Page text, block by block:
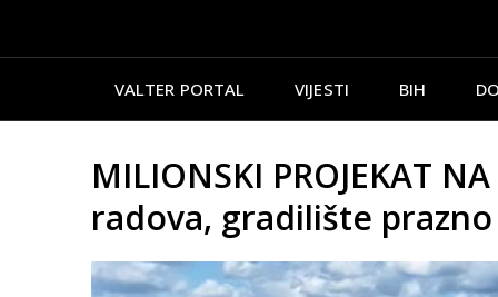
VALTER PORTAL VIJESTI BIH
MILIONSKI PROJEKAT
radova, gradilište prazno